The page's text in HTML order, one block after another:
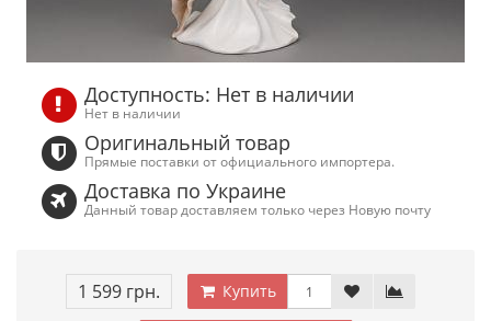
Доступность: Нет в наличии
Нет в наличии
Оригинальный товар
Прямые поставки от официального импортера.
Доставка по Украине
Данный товар доставляем только через Новую почту
1 599 грн. Купить